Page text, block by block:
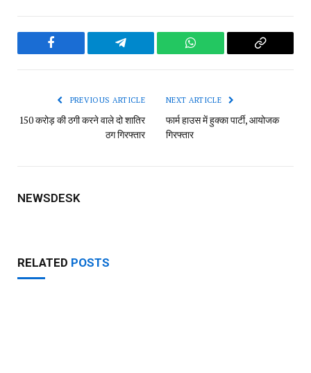
Facebook Telegram WhatsApp
Copy
PREVIOUS ARTICLE
150 करोड़ की ठगी करने वाले दो शातिर
ठग गिरफ्तार
NEXT ARTICLE
फार्म हाउस में हुक्का पार्टी, आयोजक
गिरफ्तार
NEWSDESK
RELATED POSTS